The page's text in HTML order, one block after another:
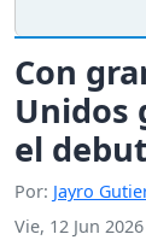
Con
Unidos
el
Por: Jayro
Vie, 12 Jun